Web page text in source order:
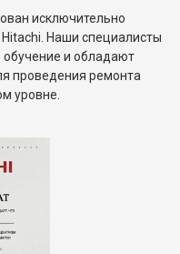
исключительно
Наши специалисты
обучение и обладают
проведения ремонта
уровне.